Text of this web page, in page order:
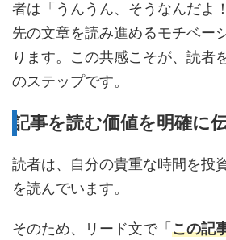
者は「うんうん、そうなんだよ
先の文章を読み進めるモチベー
ります。この共感こそが、読者
のステップです。
記事を読む価値を明確に
読者は、自分の貴重な時間を投
を読んでいます。
そのため、リード文で「 この記